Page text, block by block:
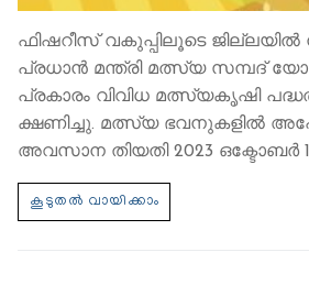
ഫിഷറീസ് വകുപ്പിലൂടെ ജില്ലയില്‍
പ്രധാന്‍ മന്ത്രി മത്സ്യ സമ്പദ്
പ്രകാരം വിവിധ മത്സ്യകൃഷി
ക്ഷണിച്ചു. മത്സ്യ ഭവനുകളില്‍
അവസാന തിയതി 2023 ഒക്ടോബര്‍